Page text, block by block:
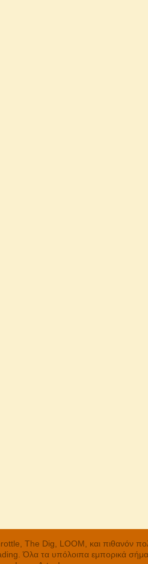
The Dig, LOOM, και πιθανόν
Όλα τα υπόλοιπα εμπορικά